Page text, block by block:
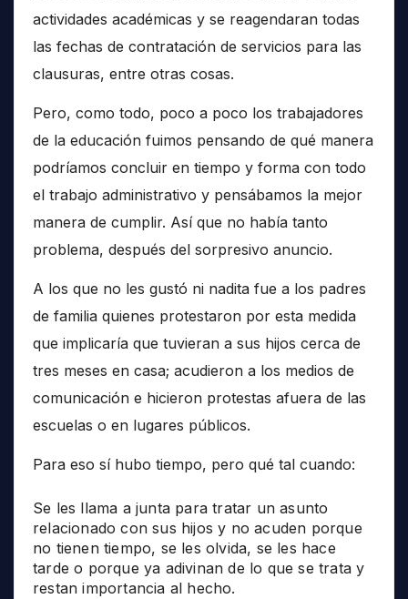
actividades académicas y se reagendaran todas
las fechas de contratación de servicios para las
clausuras, entre otras cosas.
Pero, como todo, poco a poco los trabajadores
de la educación fuimos pensando de qué manera
podríamos concluir en tiempo y forma con todo
el trabajo administrativo y pensábamos la mejor
manera de cumplir. Así que no había tanto
problema, después del sorpresivo anuncio.
A los que no les gustó ni nadita fue a los padres
de familia quienes protestaron por esta medida
que implicaría que tuvieran a sus hijos cerca de
tres meses en casa; acudieron a los medios de
comunicación e hicieron protestas afuera de las
escuelas o en lugares públicos.
Para eso sí hubo tiempo, pero qué tal cuando:
Se les llama a junta para tratar un asunto
relacionado con sus hijos y no acuden porque
no tienen tiempo, se les olvida, se les hace
tarde o porque ya adivinan de lo que se trata y
restan importancia al hecho.